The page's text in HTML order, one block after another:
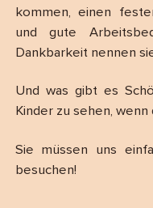
kommen, einen
und gute
Dankbarkeit nennen
Und was gibt es
Kinder zu sehen,
Sie müssen uns
besuchen!